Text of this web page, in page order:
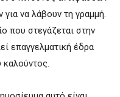
να λάβουν τη γραμμή.
που στεγάζεται στην
επαγγελματική έδρα